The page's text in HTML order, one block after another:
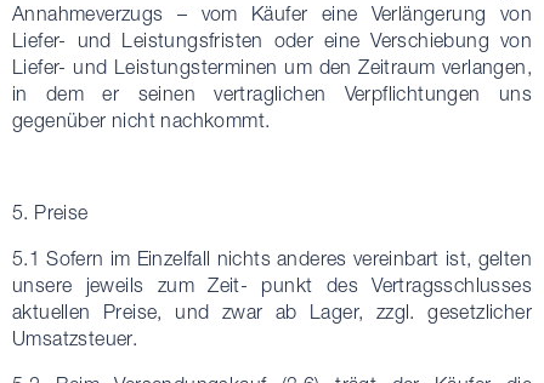
Annahmeverzugs – vom Käufer eine Verlängerung von
Liefer- und Leistungsfristen oder eine Verschiebung von
Liefer- und Leistungsterminen um den Zeitraum verlangen,
in dem er seinen vertraglichen Verpflichtungen uns
gegenüber nicht nachkommt.
5. Preise
5.1 Sofern im Einzelfall nichts anderes vereinbart ist, gelten
unsere jeweils zum Zeit- punkt des Vertragsschlusses
aktuellen Preise, und zwar ab Lager, zzgl. gesetzlicher
Umsatzsteuer.